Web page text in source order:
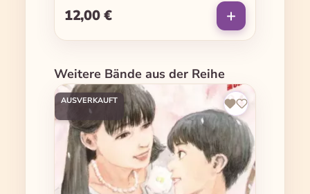
Regulärer Preis:
12,00 €
Produktgalerie überspringen
Weitere Bände aus der Reihe
AUSVERKAUFT